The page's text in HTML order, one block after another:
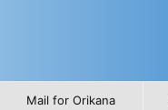
Mail for Orikana